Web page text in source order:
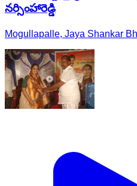
నర్సింహారెడ్డి
Mogullapalle, Jaya Shankar